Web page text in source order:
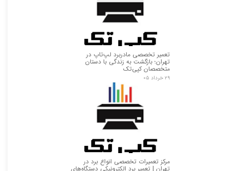
تعمیر تخصصی مادربرد لپ‌تاپ در
تهران؛ بازگشت به زندگی با دستان
متخصصان کپی‌تک
۲۹ خرداد ۰۵
مرکز تعمیرات تخصصی انواع برد در
تهران | تعمیر برد الکترونیکی دستگاه‌های